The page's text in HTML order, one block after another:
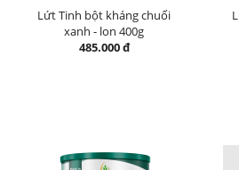
Lứt Tinh bột kháng chuối
xanh - lon 400g
485.000 đ